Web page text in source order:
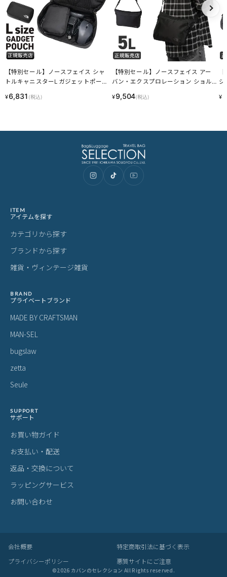
【特別セール】ノースフェイス シャ
トルキャニスターL ガジェットポーチ
ION NM82335
¥6,831 (税込)
【特別セール】ノースフェイス アー
バン・エクスプロレーション ショル
N EXPLORATION NM82454
¥9,504(税込)
ジ
7
¥
ITEM
アイテムを探す
カテゴリから探す
ブランドから探す
雑貨・ヴィンテージ雑貨
BRAND
プライベートブランド
MADE BY CRAFTSMAN
MAN-SEL
bugslaw
zetta
Seule
SUPPORT
サポート
お買い物ガイド
お支払い・配送
返品・交換について
ラッピングサービス
お問い合わせ
会社概要
特定商取引法に基づく表示
プライバシーポリシー
悪質サイトにご注意
©2026 カバンのセレクション All Rights reserved.